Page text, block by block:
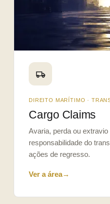
DIREITO MARÍTIMO ·
Cargo Claims
Avaria, perda ou
responsabilidade do
ações de regresso.
Ver a área→